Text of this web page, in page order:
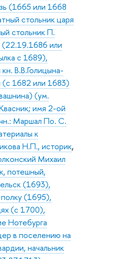
(1665 или 1668
стольник царя
стольник П.
или
с 1689),
В.В.Голицына-
1682 или 1683)
(ум.
имя 2-ой
Маршал По. С.
к
Н.П., историк,
Михаил
потешный,
(1693),
(1695),
(с 1700),
Нотебурга
в поселению на
начальник